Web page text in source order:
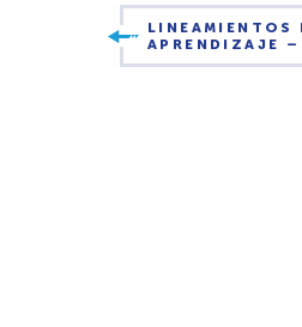
LINEAMIENTOS
APRENDIZAJE